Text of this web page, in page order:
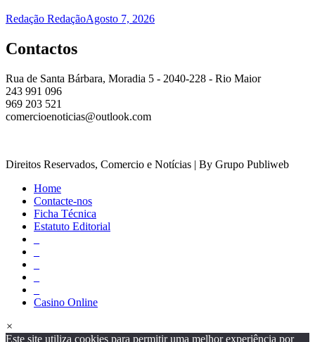
Redação RedaçãoAgosto 7, 2026
Contactos
Rua de Santa Bárbara, Moradia 5 - 2040-228 - Rio Maior
243 991 096
969 203 521
comercioenoticias@outlook.com
Direitos Reservados, Comercio e Notícias | By Grupo Publiweb
Home
Contacte-nos
Ficha Técnica
Estatuto Editorial
Casino Online
×
Este site utiliza cookies para permitir uma melhor experiência por